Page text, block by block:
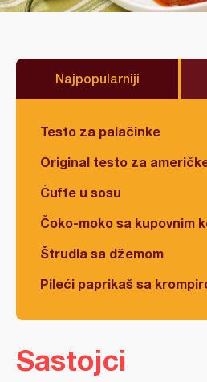
Najpopularniji
Testo za palačinke
Original testo za
Ćufte u sosu
Čoko-moko sa kupovnim
Štrudla sa džemom
Pileći paprikaš sa
Sastojci